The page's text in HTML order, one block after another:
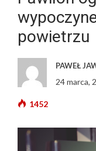
powietrzu
PAWEŁ
24 marca,
1452